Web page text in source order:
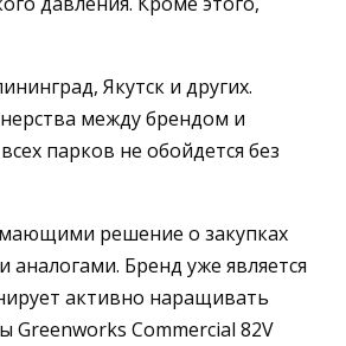
Якутск и других.
между брендом и
парков не обойдется без
решение о закупках
Бренд уже является
активно наращивать
Greenworks Commercial 82V